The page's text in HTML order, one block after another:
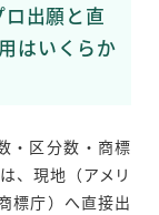
出願と直
はいくらか
・区分数・商標
は、現地（アメリ
標庁）へ直接出